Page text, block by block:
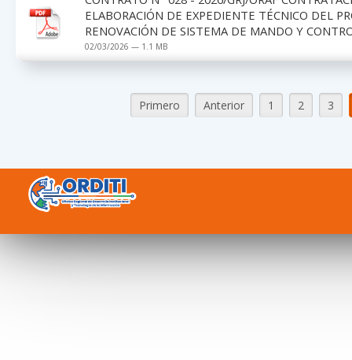
ELABORACIÓN DE EXPEDIENTE TÉCNICO DEL
RENOVACIÓN DE SISTEMA DE MANDO Y
02/03/2026 — 1.1 MB
Primero Anterior 1 2 3